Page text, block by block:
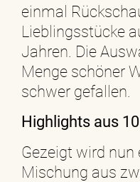
einmal
Lieblingsstücke
Jahren. Die
Menge schöner
schwer gefallen.
Highlights aus
Gezeigt wird nun
Mischung aus